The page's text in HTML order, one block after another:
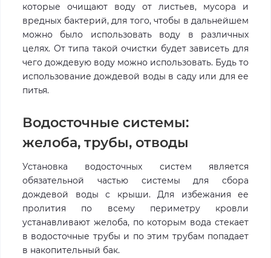
которые очищают воду от листьев, мусора и
вредных бактерий, для того, чтобы в дальнейшем
можно было использовать воду в различных
целях. От типа такой очистки будет зависеть для
чего дождевую воду можно использовать. Будь то
использование дождевой воды в саду или для ее
питья.
Водосточные системы:
желоба, трубы, отводы
Установка водосточных систем является
обязательной частью системы для сбора
дождевой воды с крыши. Для избежания ее
пролития по всему периметру кровли
устанавливают желоба, по которым вода стекает
в водосточные трубы и по этим трубам попадает
в накопительный бак.